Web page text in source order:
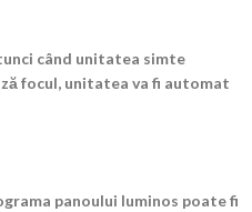
când unitatea simte
focul, unitatea va fi automat
panoului luminos poate fi